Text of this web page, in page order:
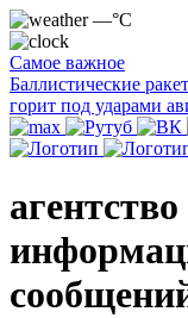
—°C
Самое важное
Баллистические
горит под ударами
агентство